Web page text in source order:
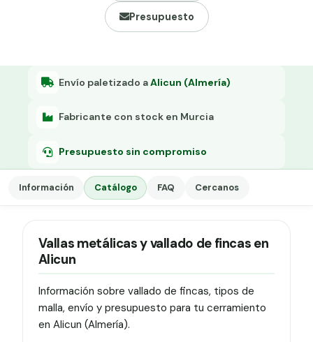
Grapa malla H.
Presupuesto
Envío paletizado aAlicun (Almería)
Fabricante con stock en Murcia
Presupuesto sin compromiso
Información Catálogo FAQ Cercanos
Vallas metálicas y vallado de fincas en
Alicun
Información sobre vallado de fincas, tipos de
malla, envío y presupuesto para tu cerramiento
en Alicun (Almería).